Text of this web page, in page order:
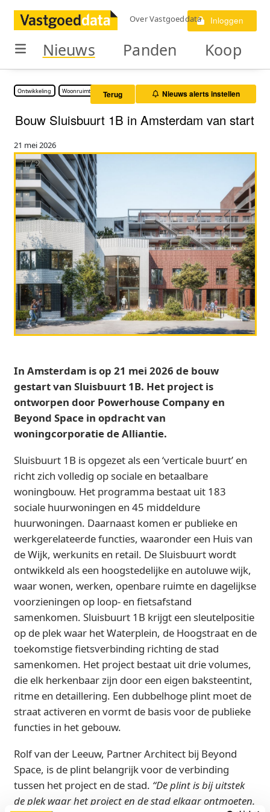
Over Vastgoeddata Inloggen
Nieuws Panden Koop
Ontwikkeling Woonruimte Terug Nieuws alerts instellen
Bouw Sluisbuurt 1B in Amsterdam van start
21 mei 2026
1 / 2
In Amsterdam is op 21 mei 2026 de bouw
gestart van Sluisbuurt 1B. Het project is
ontworpen door Powerhouse Company en
Beyond Space in opdracht van
woningcorporatie de Alliantie.
Sluisbuurt 1B is opgezet als een ‘verticale buurt’ en
richt zich volledig op sociale en betaalbare
woningbouw. Het programma bestaat uit 183
sociale huurwoningen en 45 middeldure
huurwoningen. Daarnaast komen er publieke en
werkgerelateerde functies, waaronder een Huis van
de Wijk, werkunits en retail. De Sluisbuurt wordt
ontwikkeld als een hoogstedelijke en autoluwe wijk,
waar wonen, werken, openbare ruimte en dagelijkse
voorzieningen op loop- en fietsafstand
samenkomen. Sluisbuurt 1B krijgt een sleutelpositie
op de plek waar het Waterplein, de Hoogstraat en de
toekomstige fietsverbinding richting de stad
samenkomen. Het project bestaat uit drie volumes,
die elk herkenbaar zijn door een eigen baksteentint,
ritme en detaillering. Een dubbelhoge plint moet de
straat activeren en vormt de basis voor de publieke
functies in het gebouw.
Rolf van der Leeuw, Partner Architect bij Beyond
Space, is de plint belangrijk voor de verbinding
tussen het project en de stad. “De plint is bij uitstek
de plek waar het project en de stad elkaar ontmoeten.